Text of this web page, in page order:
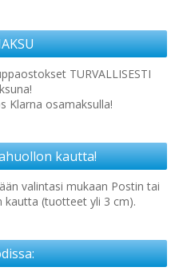
TURVALLISESTI
Klarna osamaksulla!
kautta!
valintasi mukaan Postin tai
(tuotteet yli 3 cm).